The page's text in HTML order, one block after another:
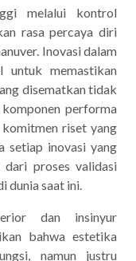
melalui kontrol
rasa percaya diri
Inovasi dalam
untuk memastikan
disematkan tidak
performa
komitmen riset yang
setiap inovasi yang
proses validasi
dunia saat ini.
dan insinyur
bahwa estetika
namun justru